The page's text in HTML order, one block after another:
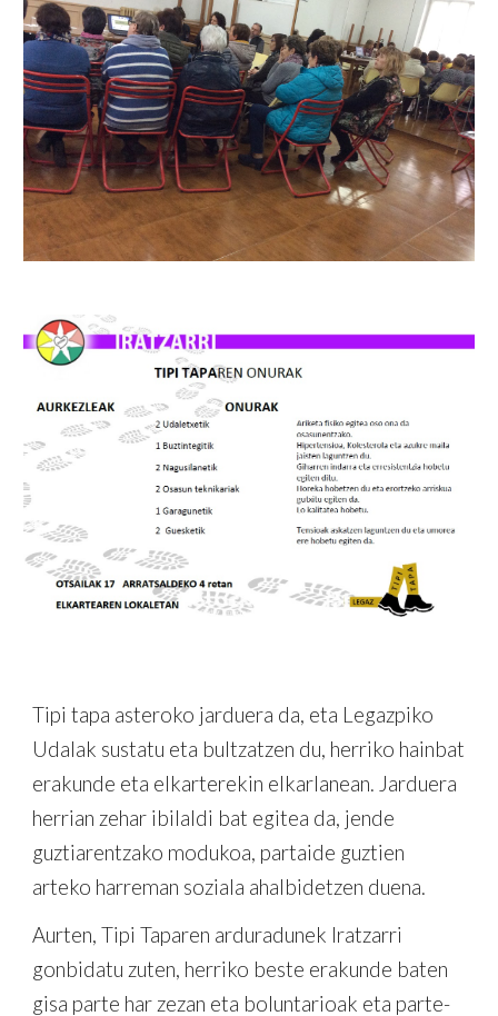
Tipi tapa asteroko jarduera da, eta Legazpiko
Udalak sustatu eta bultzatzen du, herriko hainbat
erakunde eta elkarterekin elkarlanean. Jarduera
herrian zehar ibilaldi bat egitea da, jende
guztiarentzako modukoa, partaide guztien
arteko harreman soziala ahalbidetzen duena.
Aurten, Tipi Taparen arduradunek Iratzarri
gonbidatu zuten, herriko beste erakunde baten
gisa parte har zezan eta boluntarioak eta parte-